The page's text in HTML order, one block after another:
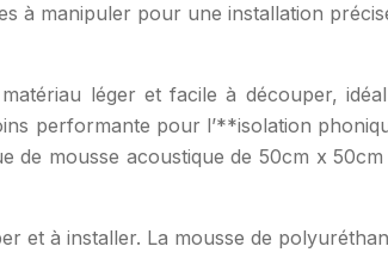
à manipuler pour une installation
léger et facile à découper,
performante pour l’**isolation
de mousse acoustique de 50cm x
et à installer. La mousse de